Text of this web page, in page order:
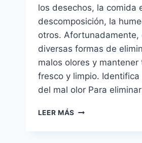
los desechos, la comida
descomposición, la
otros. Afortunadamente,
diversas formas de
malos olores y mantener
fresco y limpio. Identifica
del mal olor Para
LEER MÁS ¿CÓMO